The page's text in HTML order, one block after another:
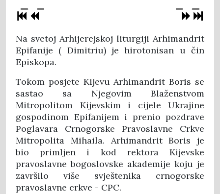
Na svetoj Arhijerejskoj liturgiji Arhimandrit
Epifanije ( Dimitriu) je hirotonisan u čin
Episkopa.
Tokom posjete Kijevu Arhimandrit Boris se
sastao sa Njegovim Blaženstvom
Mitropolitom Kijevskim i cijele Ukrajine
gospodinom Epifanijem i prenio pozdrave
Poglavara Crnogorske Pravoslavne Crkve
Mitropolita Mihaila. Arhimandrit Boris je
bio primljen i kod rektora Kijevske
pravoslavne bogoslovske akademije koju je
završilo više svještenika crnogorske
pravoslavne crkve - CPC.